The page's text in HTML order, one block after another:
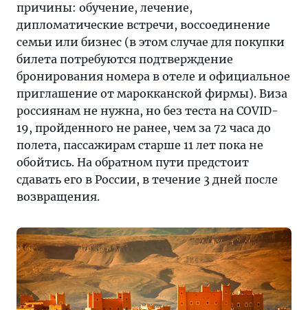
причины: обучение, лечение,
дипломатические встречи, воссоединение
семьи или бизнес (в этом случае для покупки
билета потребуются подтверждение
бронирования номера в отеле и официальное
приглашение от марокканской фирмы). Виза
россиянам не нужна, но без теста на COVID-
19, пройденного не ранее, чем за 72 часа до
полета, пассажирам старше 11 лет пока не
обойтись. На обратном пути предстоит
сдавать его в России, в течение 3 дней после
возвращения.